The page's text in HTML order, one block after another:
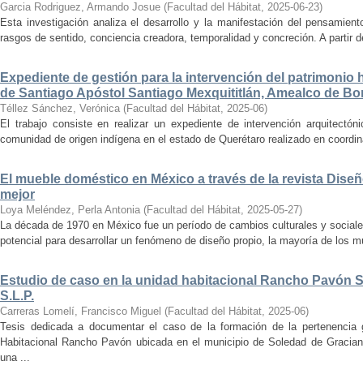
Garcia Rodriguez, Armando Josue (Facultad del Hábitat, 2025-06-23)
Esta investigación analiza el desarrollo y la manifestación del
rasgos de sentido, conciencia creadora, temporalidad y concreción. A partir
Expediente de gestión para la intervención del patrimonio
de Santiago Apóstol Santiago Mexquititlán, Amealco de
Téllez Sánchez, Verónica (Facultad del Hábitat, 2025-06)
El trabajo consiste en realizar un expediente de intervención
comunidad de origen indígena en el estado de Querétaro realizado en
El mueble doméstico en México a través de la revista
mejor
Loya Meléndez, Perla Antonia (Facultad del Hábitat, 2025-05-27)
La década de 1970 en México fue un período de cambios culturales y
potencial para desarrollar un fenómeno de diseño propio, la mayoría de los
Estudio de caso en la unidad habitacional Rancho Pavón
S.L.P.
Carreras Lomelí, Francisco Miguel (Facultad del Hábitat, 2025-06)
Tesis dedicada a documentar el caso de la formación de la
Habitacional Rancho Pavón ubicada en el municipio de Soledad de
una ...